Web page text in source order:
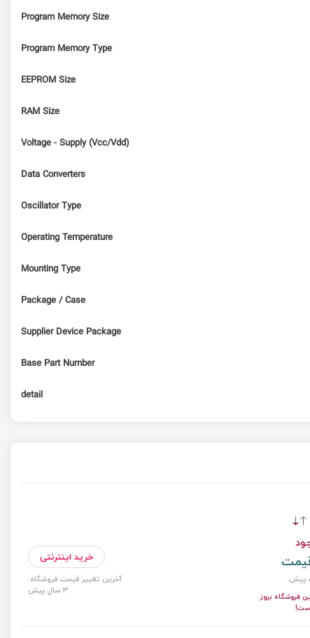
Program Memory Size
Program Memory Type
EEPROM Size
RAM Size
Voltage - Supply (Vcc/Vdd)
Data Converters
Oscillator Type
Operating Temperature
Mounting Type
Package / Case
Supplier Device Package
Base Part Number
detail
فروشگاه بروز
خرید اینترنتی
آخرین تغییر قیمت فروشگاه:
3 سال پیش